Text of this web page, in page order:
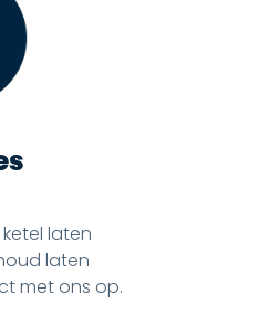
laten
laten
met ons op.